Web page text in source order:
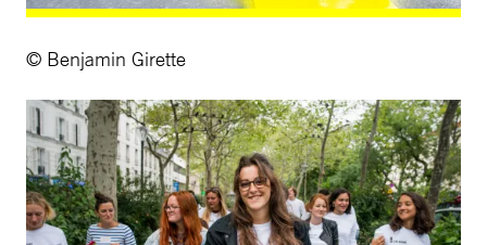
© Benjamin Girette